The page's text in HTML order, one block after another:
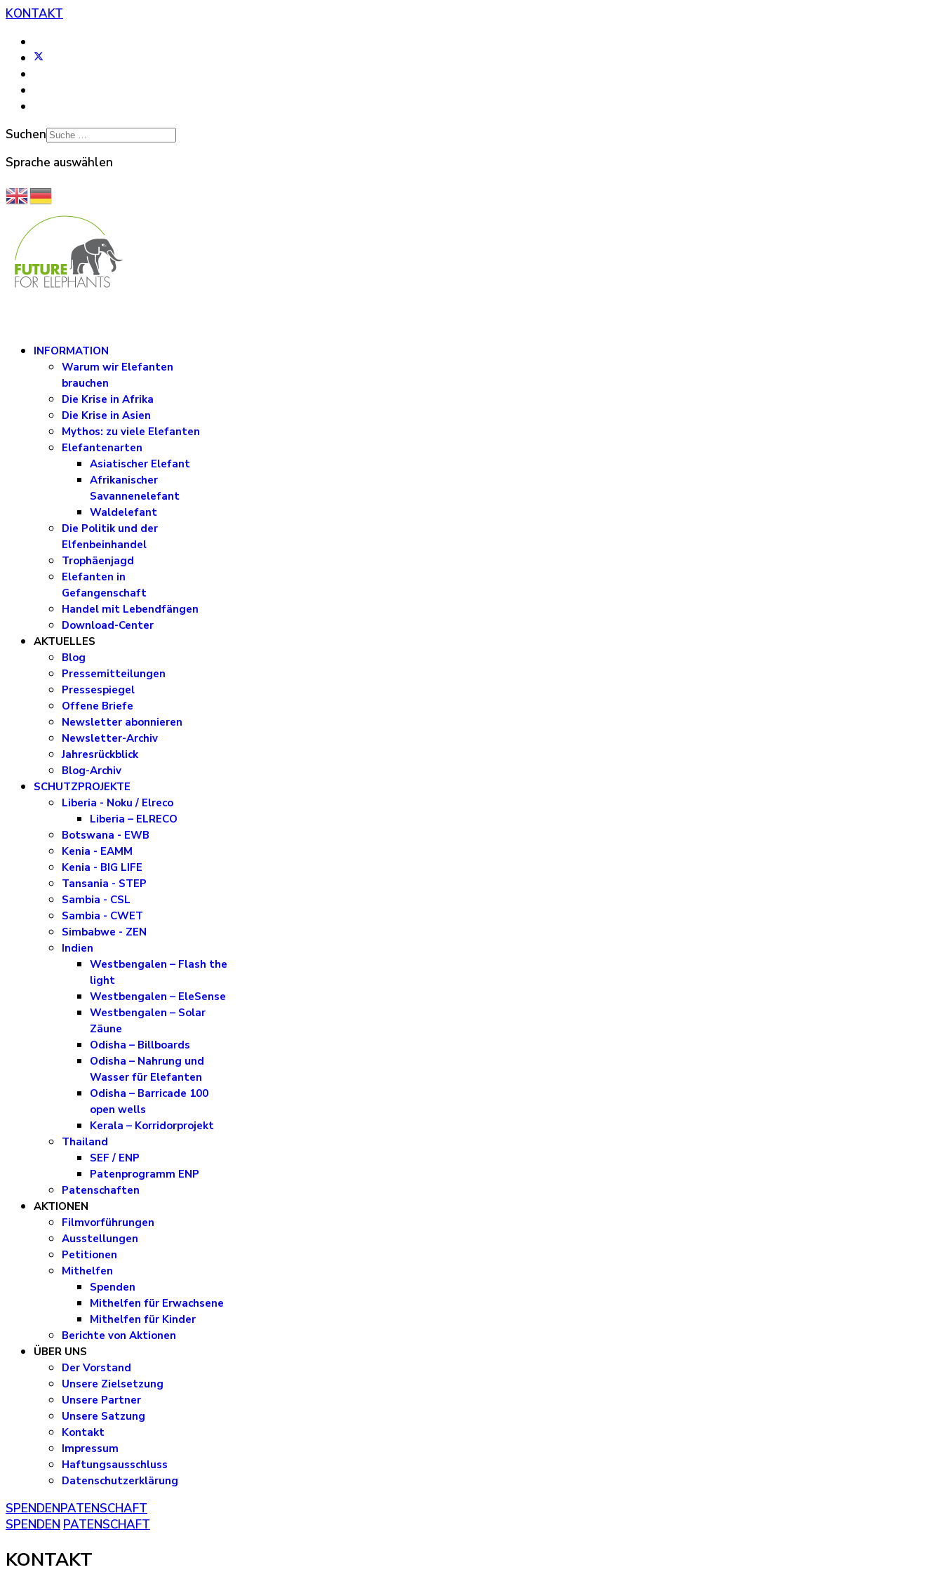
KONTAKT
Suchen
Sprache auswählen
INFORMATION
Warum wir Elefanten
brauchen
Die Krise in Afrika
Die Krise in Asien
Mythos: zu viele Elefanten
Elefantenarten
Asiatischer Elefant
Afrikanischer
Savannenelefant
Waldelefant
Die Politik und der
Elfenbeinhandel
Trophäenjagd
Elefanten in
Gefangenschaft
Handel mit Lebendfängen
Download-Center
AKTUELLES
Blog
Pressemitteilungen
Pressespiegel
Offene Briefe
Newsletter abonnieren
Newsletter-Archiv
Jahresrückblick
Blog-Archiv
SCHUTZPROJEKTE
Liberia - Noku / Elreco
Liberia – ELRECO
Botswana - EWB
Kenia - EAMM
Kenia - BIG LIFE
Tansania - STEP
Sambia - CSL
Sambia - CWET
Simbabwe - ZEN
Indien
Westbengalen – Flash the
light
Westbengalen – EleSense
Westbengalen – Solar
Zäune
Odisha – Billboards
Odisha – Nahrung und
Wasser für Elefanten
Odisha – Barricade 100
open wells
Kerala – Korridorprojekt
Thailand
SEF / ENP
Patenprogramm ENP
Patenschaften
AKTIONEN
Filmvorführungen
Ausstellungen
Petitionen
Mithelfen
Spenden
Mithelfen für Erwachsene
Mithelfen für Kinder
Berichte von Aktionen
ÜBER UNS
Der Vorstand
Unsere Zielsetzung
Unsere Partner
Unsere Satzung
Kontakt
Impressum
Haftungsausschluss
Datenschutzerklärung
SPENDENPATENSCHAFT
SPENDEN PATENSCHAFT
KONTAKT